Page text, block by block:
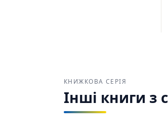
КНИЖКОВА СЕРІЯ
Інші книги з